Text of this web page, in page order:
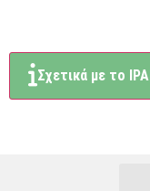
Σχετικά με το